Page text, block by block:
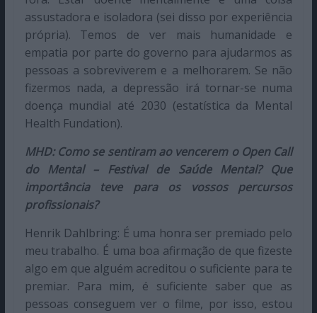
assustadora e isoladora (sei disso por experiência
própria). Temos de ver mais humanidade e
empatia por parte do governo para ajudarmos as
pessoas a sobreviverem e a melhorarem. Se não
fizermos nada, a depressão irá tornar-se numa
doença mundial até 2030 (estatística da Mental
Health Fundation).
MHD: Como se sentiram ao vencerem o Open Call
do Mental – Festival de Saúde Mental? Que
importância teve para os vossos percursos
profissionais?
Henrik Dahlbring: É uma honra ser premiado pelo
meu trabalho. É uma boa afirmação de que fizeste
algo em que alguém acreditou o suficiente para te
premiar. Para mim, é suficiente saber que as
pessoas conseguem ver o filme, por isso, estou